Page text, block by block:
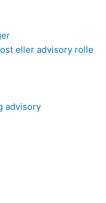
eller advisory rolle
advisory